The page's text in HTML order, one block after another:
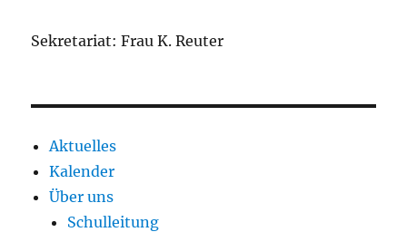
Sekretariat: Frau K. Reuter
Aktuelles
Kalender
Über uns
Schulleitung